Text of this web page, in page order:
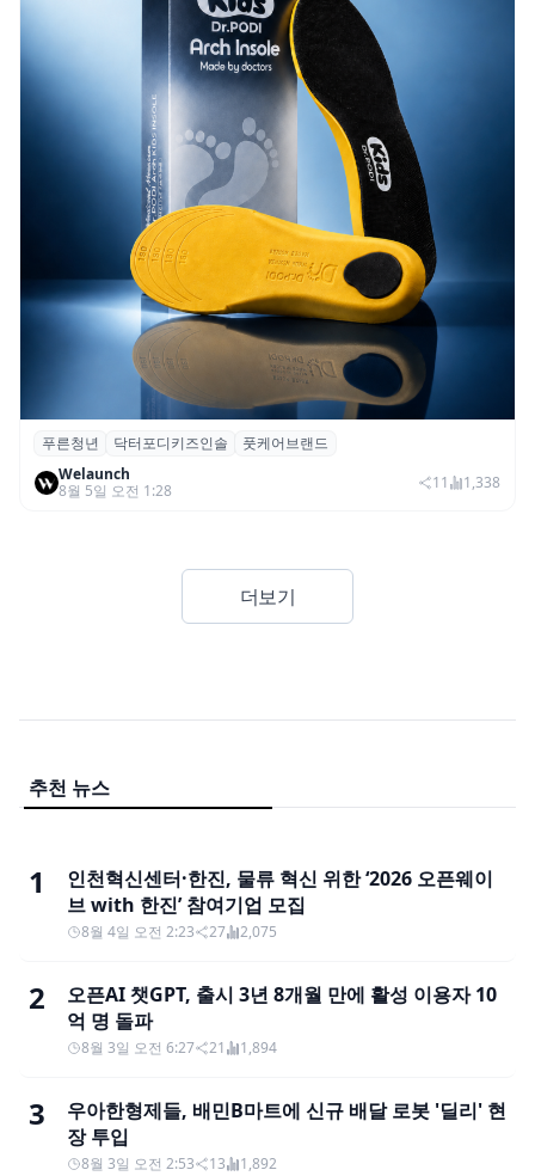
푸른청년, 성장기 아동 발 건강 위한 ‘닥터포
디 키즈 인솔’ 출시
푸른청년 닥터포디키즈인솔
풋케어브랜드
Welaunch
8월 5일 오전 1:28
11 1,338
더보기
추천 뉴스
1
인천혁신센터·한진, 물류 혁신 위한 ‘2026 오픈웨이
브 with 한진’ 참여기업 모집
8월 4일 오전 2:23 27 2,075
2
오픈AI 챗GPT, 출시 3년 8개월 만에 활성 이용자 10
억 명 돌파
8월 3일 오전 6:27 21 1,894
3
우아한형제들, 배민B마트에 신규 배달 로봇 '딜리' 현
장 투입
8월 3일 오전 2:53 13 1,892